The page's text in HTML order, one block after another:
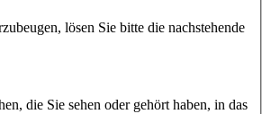
lösen Sie bitte die nachstehende
die Sie sehen oder gehört haben, in das